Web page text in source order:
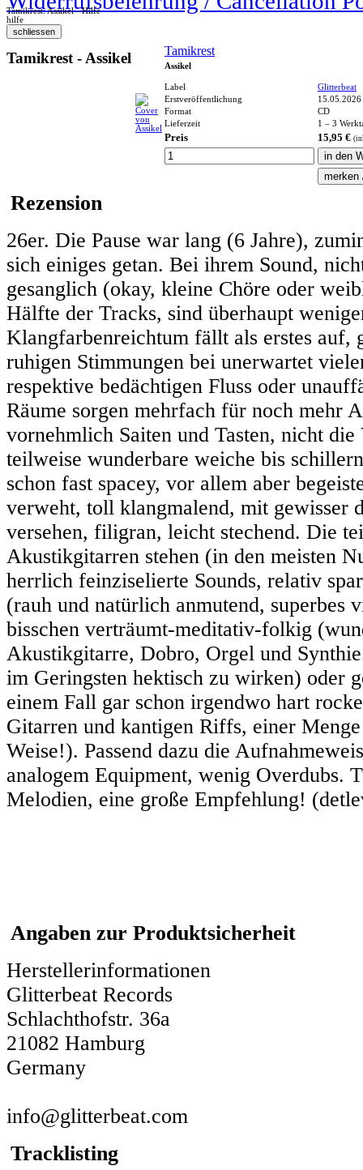
Tamikrest: Assikel - Hilfe
hilfe
Tamikrest - Assikel Tamikrest
Assikel
Label
Glitterbeat
Erstveröffentlichung
15.05.2026
Format
CD
Lieferzeit
1 – 3
Preis 15,95 €
Rezension
26er. Die Pause war lang (6 Jahre),
sich einiges getan. Bei ihrem Sound,
gesanglich (okay, kleine Chöre oder
Hälfte der Tracks, sind überhaupt
Klangfarbenreichtum fällt als erstes auf,
ruhigen Stimmungen bei unerwartet
respektive bedächtigen Fluss oder
Räume sorgen mehrfach für noch mehr
vornehmlich Saiten und Tasten, nicht die
teilweise wunderbare weiche bis
schon fast spacey, vor allem aber
verweht, toll klangmalend, mit gewisser
versehen, filigran, leicht stechend. Die
Akustikgitarren stehen (in den meisten
herrlich feinziselierte Sounds, relativ
(rauh und natürlich anmutend,
bisschen verträumt-meditativ-folkig
Akustikgitarre, Dobro, Orgel und
im Geringsten hektisch zu wirken) oder
einem Fall gar schon irgendwo hart
Gitarren und kantigen Riffs, einer
Weise!). Passend dazu die
analogem Equipment, wenig Overdubs.
Melodien, eine große Empfehlung!
Angaben zur Produktsicherheit
Herstellerinformationen
Glitterbeat Records
Schlachthofstr. 36a
21082 Hamburg
Germany
info@glitterbeat.com
Tracklisting